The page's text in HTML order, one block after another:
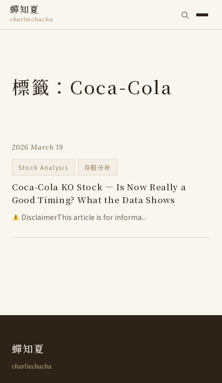
蟬知夏
charliechacha
標籤：Coca-Cola
2026 March 19
Stock Analysis 存股分析
Coca-Cola KO Stock — Is Now Really a
Good Timing? What the Data Shows
DisclaimerThis article is for informa...
蟬知夏
charliechacha